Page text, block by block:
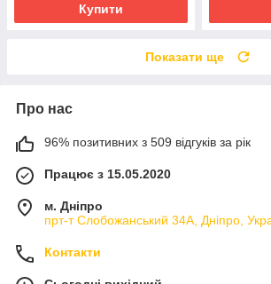
Купити
Показати ще
Про нас
96% позитивних з 509 відгуків за рік
Працює з 15.05.2020
м. Дніпро
прт-т Слобожанський 34А, Дніпро,
Контакти